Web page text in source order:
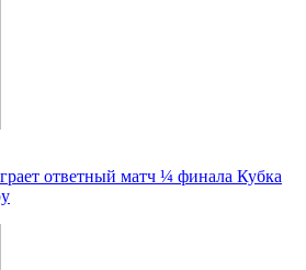
ответный матч ¼ финала Кубка